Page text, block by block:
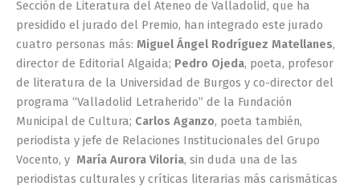
Sección de Literatura del Ateneo de Valladolid, que ha
presidido el jurado del Premio, han integrado este jurado
cuatro personas más: Miguel Ángel Rodríguez Matellanes,
director de Editorial Algaida; Pedro Ojeda, poeta, profesor
de literatura de la Universidad de Burgos y co-director del
programa “Valladolid Letraherido” de la Fundación
Municipal de Cultura; Carlos Aganzo, poeta también,
periodista y jefe de Relaciones Institucionales del Grupo
Vocento, y María Aurora Viloria, sin duda una de las
periodistas culturales y críticas literarias más carismáticas